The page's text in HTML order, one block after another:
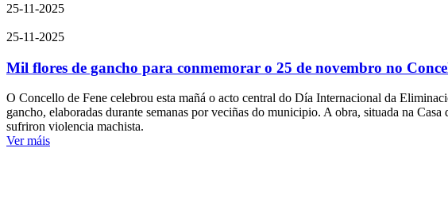
25-11-2025
25-11-2025
Mil flores de gancho para conmemorar o 25 de novembro no
O Concello de Fene celebrou esta mañá o acto central do Día Internacional da
gancho, elaboradas durante semanas por veciñas do municipio. A obra, situada na
sufriron violencia machista.
Ver máis